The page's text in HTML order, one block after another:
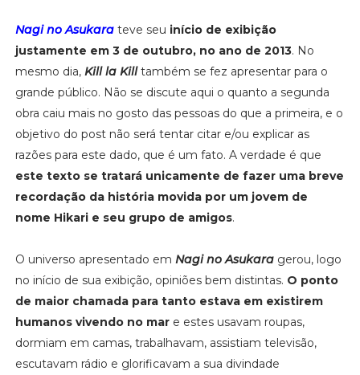
Nagi no Asukarateve seu início de exibição
justamente em 3 de outubro, no ano de 2013. No
mesmo dia, Kill la Killtambém se fez apresentar para o
grande público. Não se discute aqui o quanto a segunda
obra caiu mais no gosto das pessoas do que a primeira, e o
objetivo do post não será tentar citar e/ou explicar as
razões para este dado, que é um fato. A verdade é que
este texto se tratará unicamente de fazer uma breve
recordação da história movida por um jovem de
nome Hikari e seu grupo de amigos.
O universo apresentado em Nagi no Asukaragerou, logo
no início de sua exibição, opiniões bem distintas. O ponto
de maior chamada para tanto estava em existirem
humanos vivendo no mare estes usavam roupas,
dormiam em camas, trabalhavam, assistiam televisão,
escutavam rádio e glorificavam a sua divindade